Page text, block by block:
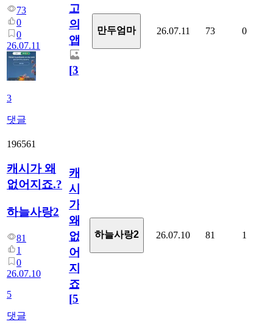
73
0
0
26.07.11
3
댓글
고
의
앱.
[3]
만두엄마 26.07.11 73 0
196561
캐시가 왜
없어지죠.?
하늘사랑2
81
1
0
26.07.10
5
댓글
캐
시
가
왜
없
어
지
죠.?
[5]
하늘사랑2 26.07.10 81 1